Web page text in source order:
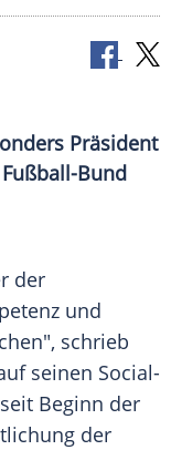
Präsident
Bund
der
und
schrieb
seinen Social-
Beginn der
der